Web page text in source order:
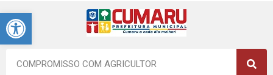
Barra de Ferramentas Aberta